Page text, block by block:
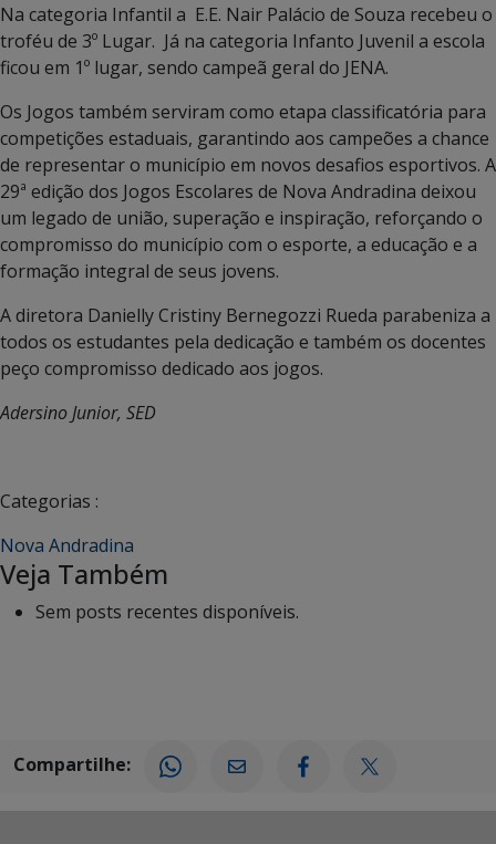
Na categoria Infantil a E.E. Nair Palácio de Souza recebeu o
troféu de 3º Lugar. Já na categoria Infanto Juvenil a escola
ficou em 1º lugar, sendo campeã geral do JENA.
Os Jogos também serviram como etapa classificatória para
competições estaduais, garantindo aos campeões a chance
de representar o município em novos desafios esportivos. A
29ª edição dos Jogos Escolares de Nova Andradina deixou
um legado de união, superação e inspiração, reforçando o
compromisso do município com o esporte, a educação e a
formação integral de seus jovens.
A diretora Danielly Cristiny Bernegozzi Rueda parabeniza a
todos os estudantes pela dedicação e também os docentes
peço compromisso dedicado aos jogos.
Adersino Junior, SED
Categorias :
Nova Andradina
Veja Também
Sem posts recentes disponíveis.
Compartilhe: